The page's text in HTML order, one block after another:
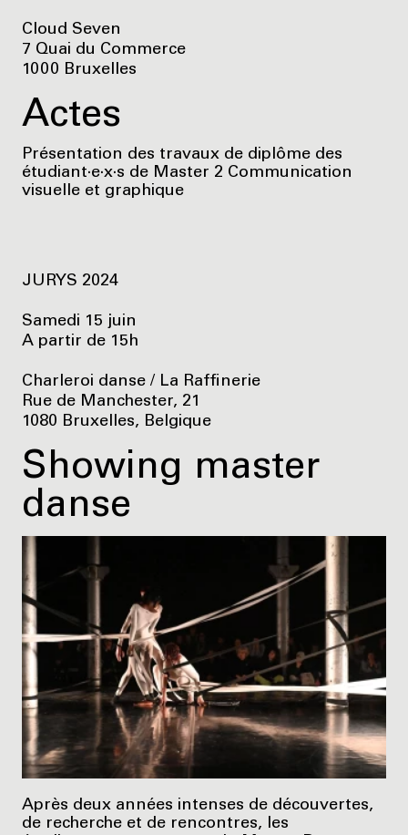
Cloud Seven
7 Quai du Commerce
1000 Bruxelles
Actes
Présentation des travaux de diplôme des
étudiant·e·x·s de Master 2 Communication
visuelle et graphique
JURYS 2024
Samedi 15 juin
A partir de 15h
Charleroi danse / La Raffinerie
Rue de Manchester, 21
1080 Bruxelles, Belgique
Showing master
danse
Après deux années intenses de découvertes,
de recherche et de rencontres, les